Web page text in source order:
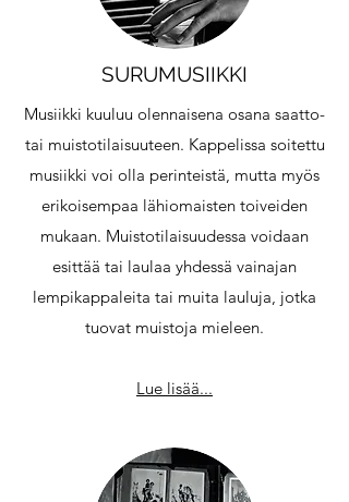
SURUMUSIIKKI
Musiikki kuuluu olennaisena osana saatto-
tai muistotilaisuuteen. Kappelissa soitettu
musiikki voi olla perinteistä, mutta myös
erikoisempaa lähiomaisten toiveiden
mukaan. Muistotilaisuudessa voidaan
esittää tai laulaa yhdessä vainajan
lempikappaleita tai muita lauluja, jotka
tuovat muistoja mieleen.
Lue lisää...